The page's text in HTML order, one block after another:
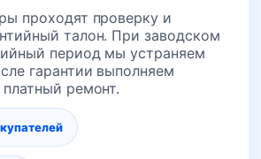
проходят проверку и
талон. При заводском
период мы устраняем
гарантии выполняем
ремонт.